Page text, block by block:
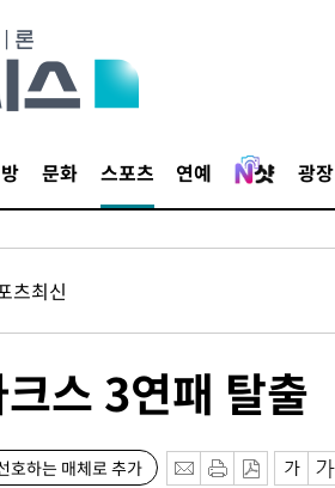
문화 스포츠 연예 광장
츠최신
스 3연패 탈출
호하는 매체로 추가